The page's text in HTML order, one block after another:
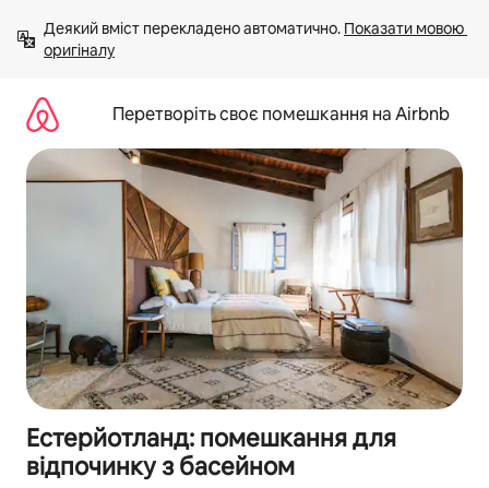
вмісту
Деякий вміст перекладено автоматично. Показати мовою
оригіналу
Перетворіть своє помешкання на Airbnb
Естерйотланд: помешкання для
відпочинку з басейном